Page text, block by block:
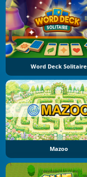
Word Deck Solitaire
Mazoo